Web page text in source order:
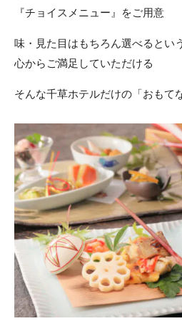
『チョイスメニュー』をご用意
味・見た目はもちろん選べるとい
心からご満足していただける
そんな千草ホテルだけの「おもて